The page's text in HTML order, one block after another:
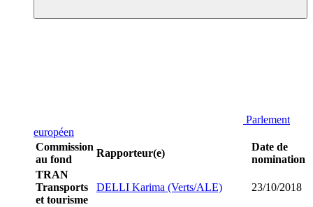
Parlement
européen
Commission
au fond
Rapporteur(e)
Date de
nomination
TRAN
Transports
et tourisme
DELLI Karima (Verts/ALE) 23/10/2018